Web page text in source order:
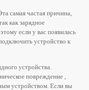
самая частая причина,
как зарядное
если у вас появилась
устройство к
устройства.
повреждение ,
устройством. Если вы